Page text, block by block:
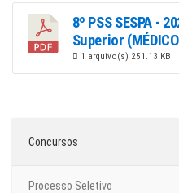
8º PSS SESPA -
Superior
1 arquivo(s) 251.13 KB
Concursos
Processo Seletivo